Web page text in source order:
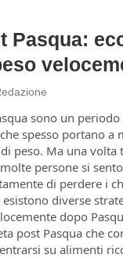
Pasqua:
sono un
spesso portano a
peso. Ma una volta
persone si
di perdere i
diverse
dopo
post Pasqua che
su alimenti